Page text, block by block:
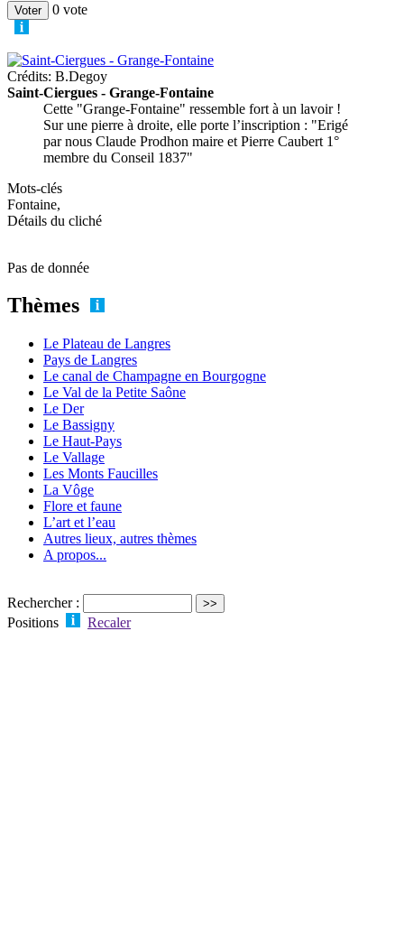
0 vote
Crédits: B.Degoy
Saint-Ciergues - Grange-Fontaine
Cette "Grange-Fontaine" ressemble fort à un lavoir !
Sur une pierre à droite, elle porte l’inscription : "Erigé
par nous Claude Prodhon maire et Pierre Caubert 1°
membre du Conseil 1837"
Mots-clés
Fontaine,
Détails du cliché
Pas de donnée
Thèmes
Le Plateau de Langres
Pays de Langres
Le canal de Champagne en Bourgogne
Le Val de la Petite Saône
Le Der
Le Bassigny
Le Haut-Pays
Le Vallage
Les Monts Faucilles
La Vôge
Flore et faune
L’art et l’eau
Autres lieux, autres thèmes
A propos...
Rechercher :
Positions
Recaler